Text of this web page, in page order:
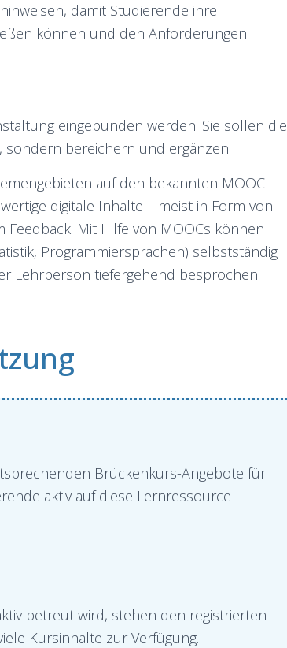
damit Studierende ihre
können und den Anforderungen
eingebunden werden. Sie sollen die
bereichern und ergänzen.
auf den bekannten MOOC-
digitale Inhalte – meist in Form von
Mit Hilfe von MOOCs können
Programmiersprachen) selbstständig
Lehrperson tiefergehend besprochen
Brückenkurs-Angebote für
aktiv auf diese Lernressource
betreut wird, stehen den registrierten
Kursinhalte zur Verfügung.